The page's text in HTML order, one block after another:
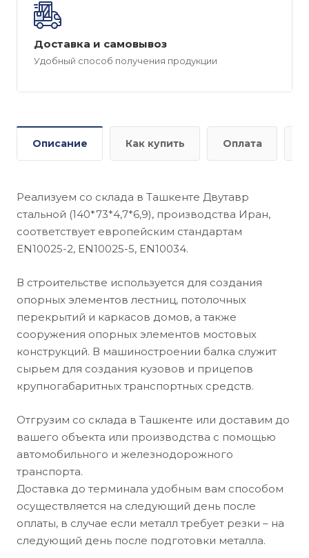
Доставка и самовывоз
Удобный способ получения продукции
Описание Как купить Оплата
Реализуем со склада в Ташкенте Двутавр
стальной (140*73*4,7*6,9), производства Иран,
соответствует европейским стандартам
EN10025-2, EN10025-5, EN10034.
В строительстве используется для создания
опорных элементов лестниц, потолочных
перекрытий и каркасов домов, а также
сооружения опорных элементов мостовых
конструкций. В машиностроении балка служит
сырьем для создания кузовов и прицепов
крупногабаритных транспортных средств.
Отгрузим со склада в Ташкенте или доставим до
вашего объекта или производства с помощью
автомобильного и железнодорожного
транспорта.
Доставка до терминала удобным вам способом
осуществляется на следующий день после
оплаты, в случае если металл требует резки – на
следующий день после подготовки металла.